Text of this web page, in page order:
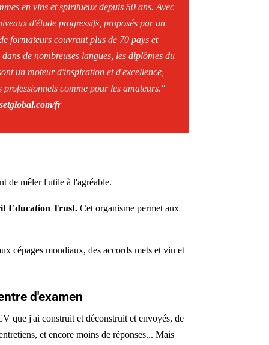
en vins et spiritueux depuis 50 ans. Avec
d'étude progressifs, proposés par un
formateurs couvrant plus de 70 pays et
de nombreuses langues, les diplômes du
un moteur d'inspiration et d'excellence,
professionnels comme pour les amateurs."
fr
de mêler l'utile à l'agréable.
Education Trust.Cet organisme permet aux
cépages mondiaux, des accords mets et vin et
d'examen
que j'ai construit et déconstruit et envoyés, de
et encore moins de réponses... Mais